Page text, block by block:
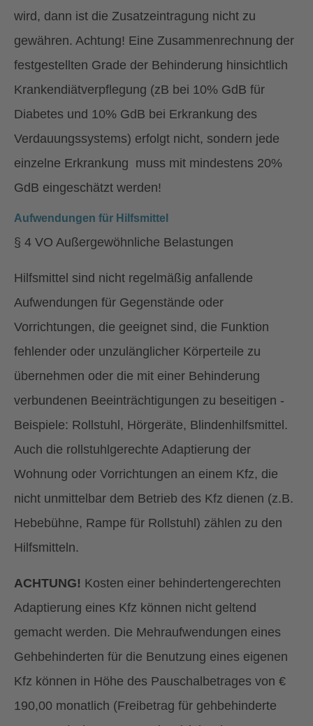
wird, dann ist die Zusatzeintragung nicht zu
gewähren. Achtung! Eine Zusammenrechnung der
festgestellten Grade der Behinderung hinsichtlich
Krankendiätverpflegung (zB bei 10% GdB für
Diabetes und 10% GdB bei Erkrankung des
Verdauungssystems) erfolgt nicht, sondern jede
einzelne Erkrankung muss mit mindestens 20%
GdB eingeschätzt werden!
Aufwendungen für Hilfsmittel
§ 4 VO Außergewöhnliche Belastungen
Hilfsmittel sind nicht regelmäßig anfallende
Aufwendungen für Gegenstände oder
Vorrichtungen, die geeignet sind, die Funktion
fehlender oder unzulänglicher Körperteile zu
übernehmen oder die mit einer Behinderung
verbundenen Beeinträchtigungen zu beseitigen -
Beispiele: Rollstuhl, Hörgeräte, Blindenhilfsmittel.
Auch die rollstuhlgerechte Adaptierung der
Wohnung oder Vorrichtungen an einem Kfz, die
nicht unmittelbar dem Betrieb des Kfz dienen (z.B.
Hebebühne, Rampe für Rollstuhl) zählen zu den
Hilfsmitteln.
ACHTUNG! Kosten einer behindertengerechten
Adaptierung eines Kfz können nicht geltend
gemacht werden. Die Mehraufwendungen eines
Gehbehinderten für die Benutzung eines eigenen
Kfz können in Höhe des Pauschalbetrages von €
190,00 monatlich (Freibetrag für gehbehinderte